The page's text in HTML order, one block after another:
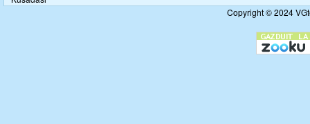
Copyright © 2024